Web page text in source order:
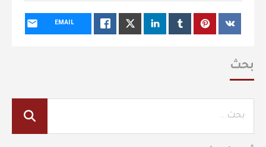
EMAIL
بحث